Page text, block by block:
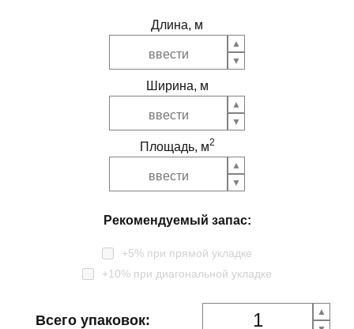
Длина, м
Ширина, м
Площадь, м2
Рекомендуемый запас:
+5% при прямой укладке
+10% при диагональной укладке
Всего упаковок: